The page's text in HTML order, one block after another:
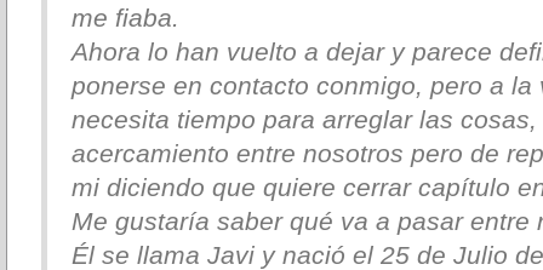
me fiaba.
Ahora lo han vuelto a dejar y parece
ponerse en contacto conmigo, pero a la
necesita tiempo para arreglar las
acercamiento entre nosotros pero de
mi diciendo que quiere cerrar capítulo
Me gustaría saber qué va a pasar entre
Él se llama Javi y nació el 25 de Julio